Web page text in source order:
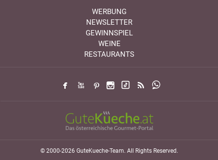
WERBUNG
NEWSLETTER
GEWINNSPIEL
WEINE
RESTAURANTS
© 2000-2026 GuteKueche-Team. All Rights Reserved.